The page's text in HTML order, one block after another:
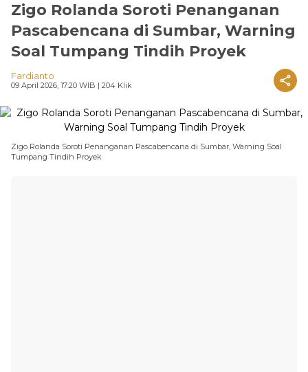
Zigo Rolanda Soroti Penanganan
Pascabencana di Sumbar, Warning
Soal Tumpang Tindih Proyek
Fardianto
09 April 2026, 17:20 WIB | 204 Klik
Zigo Rolanda Soroti Penanganan Pascabencana di Sumbar, Warning Soal
Tumpang Tindih Proyek